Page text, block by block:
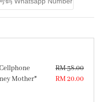
Mother*
RM 38.00
RM 20.00